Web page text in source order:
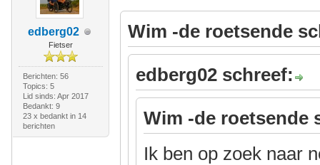
edberg02
Fietser
Berichten: 56
Topics: 5
Lid sinds: Apr 2017
Bedankt: 9
23 x bedankt in 14
berichten
Wim -de roetsende
edberg02 schreef:
Wim -de roetsende
Ik ben op zoek naar